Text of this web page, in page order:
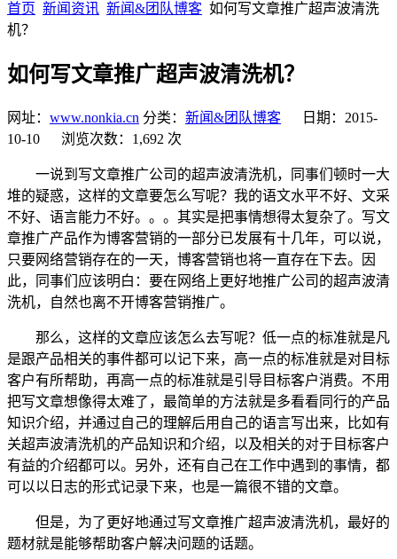
首页 新闻资讯 新闻&团队博客 如何写文章推广超声波清洗
机？
如何写文章推广超声波清洗机？
网址： www.nonkia.cn 分类： 新闻&团队博客 日期：2015-
10-10 浏览次数：1,692 次
一说到写文章推广公司的超声波清洗机，同事们顿时一大
堆的疑惑，这样的文章要怎么写呢？我的语文水平不好、文采
不好、语言能力不好。。。其实是把事情想得太复杂了。写文
章推广产品作为博客营销的一部分已发展有十几年，可以说，
只要网络营销存在的一天，博客营销也将一直存在下去。因
此，同事们应该明白：要在网络上更好地推广公司的超声波清
洗机，自然也离不开博客营销推广。
那么，这样的文章应该怎么去写呢？低一点的标准就是凡
是跟产品相关的事件都可以记下来，高一点的标准就是对目标
客户有所帮助，再高一点的标准就是引导目标客户消费。不用
把写文章想像得太难了，最简单的方法就是多看看同行的产品
知识介绍，并通过自己的理解后用自己的语言写出来，比如有
关超声波清洗机的产品知识和介绍，以及相关的对于目标客户
有益的介绍都可以。另外，还有自己在工作中遇到的事情，都
可以以日志的形式记录下来，也是一篇很不错的文章。
但是，为了更好地通过写文章推广超声波清洗机，最好的
题材就是能够帮助客户解决问题的话题。